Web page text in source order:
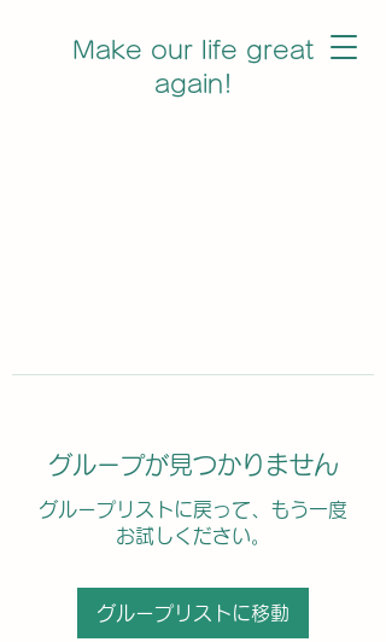
Make our life great
again!
グループが見つかりません
グループリストに戻って、もう一度
お試しください。
グループリストに移動